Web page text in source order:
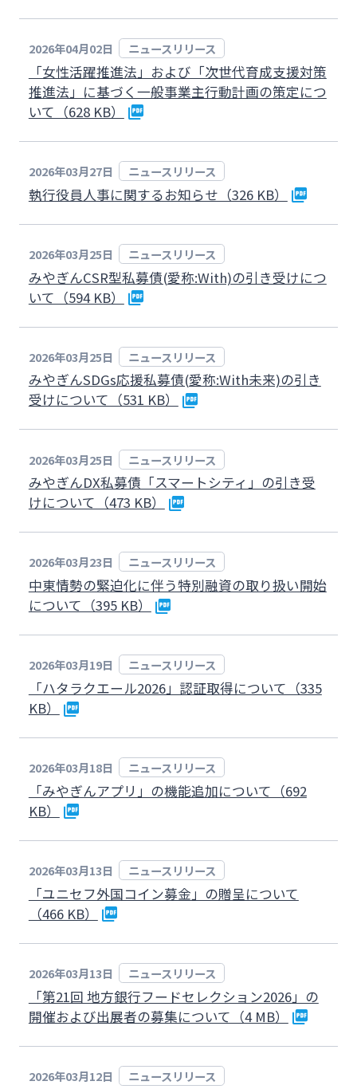
2026年04月02日 ニュースリリース
「女性活躍推進法」および「次世代育成支援対策
推進法」に基づく一般事業主行動計画の策定につ
いて（628 KB）
2026年03月27日 ニュースリリース
執行役員人事に関するお知らせ（326 KB）
2026年03月25日 ニュースリリース
みやぎんCSR型私募債(愛称:With)の引き受けにつ
いて（594 KB）
2026年03月25日 ニュースリリース
みやぎんSDGs応援私募債(愛称:With未来)の引き
受けについて（531 KB）
2026年03月25日 ニュースリリース
みやぎんDX私募債「スマートシティ」の引き受
けについて（473 KB）
2026年03月23日 ニュースリリース
中東情勢の緊迫化に伴う特別融資の取り扱い開始
について（395 KB）
2026年03月19日 ニュースリリース
「ハタラクエール2026」認証取得について（335
KB）
2026年03月18日 ニュースリリース
「みやぎんアプリ」の機能追加について（692
KB）
2026年03月13日 ニュースリリース
「ユニセフ外国コイン募金」の贈呈について
（466 KB）
2026年03月13日 ニュースリリース
「第21回 地方銀行フードセレクション2026」の
開催および出展者の募集について（4 MB）
2026年03月12日 ニュースリリース